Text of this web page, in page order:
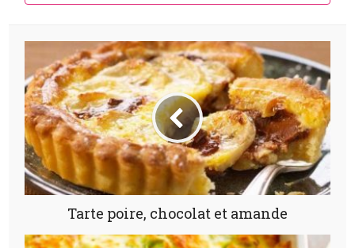
Tarte poire, chocolat et amande